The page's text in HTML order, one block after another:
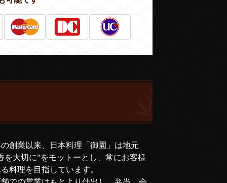
創業以来、日本料理「御園」は地元
を大切に”をモットーとし、常にお客様
料理を目指しています。